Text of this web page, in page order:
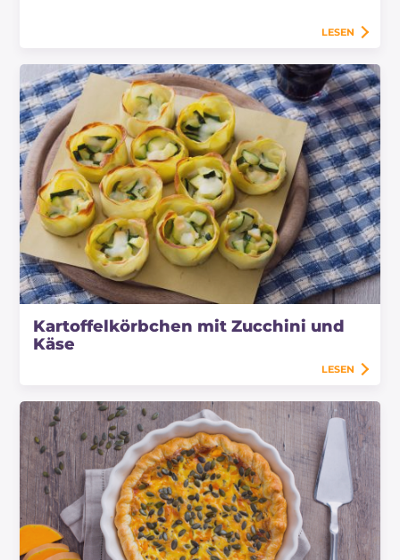
LESEN
Kartoffelkörbchen mit Zucchini und
Käse
LESEN